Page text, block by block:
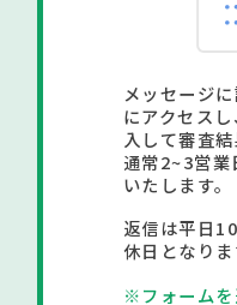
メッセージ
にアクセス
入して審査結
通常2~3営業
いたします。
返信は平日
休日となりま
※フォームを